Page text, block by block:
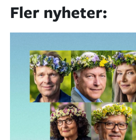
Fler nyheter: